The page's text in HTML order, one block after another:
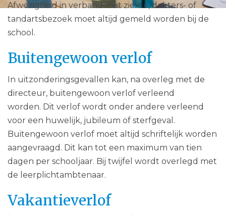
Afwezigheid in verband met ziekte, dokters- of
tandartsbezoek moet altijd gemeld worden bij de
school.
Buitengewoon verlof
In uitzonderingsgevallen kan, na overleg met de
directeur, buitengewoon verlof verleend
worden. Dit verlof wordt onder andere verleend
voor een huwelijk, jubileum of sterfgeval.
Buitengewoon verlof moet altijd schriftelijk worden
aangevraagd. Dit kan tot een maximum van tien
dagen per schooljaar. Bij twijfel wordt overlegd met
de leerplichtambtenaar.
Vakantieverlof